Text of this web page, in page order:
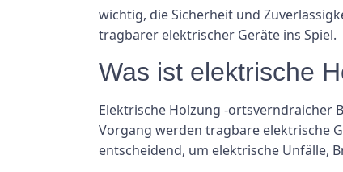
wichtig, die Sicherheit und
tragbarer elektrischer Geräte ins Spiel.
Was ist elektrische
Elektrische Holzung -ortsverndraicher
Vorgang werden tragbare elektrische
entscheidend, um elektrische Unfälle,